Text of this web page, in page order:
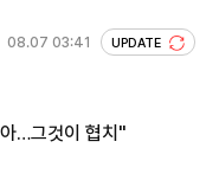
08.07 03:41 UPDATE
…그것이 협치"